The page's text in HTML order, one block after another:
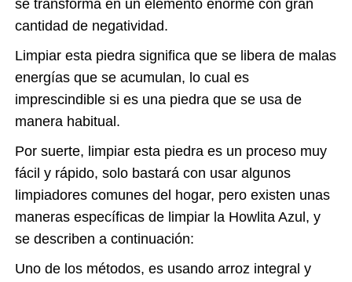
se transforma en un elemento enorme con gran
cantidad de negatividad.
Limpiar esta piedra significa que se libera de malas
energías que se acumulan, lo cual es
imprescindible si es una piedra que se usa de
manera habitual.
Por suerte, limpiar esta piedra es un proceso muy
fácil y rápido, solo bastará con usar algunos
limpiadores comunes del hogar, pero existen unas
maneras específicas de limpiar la Howlita Azul , y
se describen a continuación:
Uno de los métodos, es usando arroz integral y